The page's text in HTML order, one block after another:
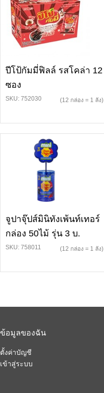
ปีโป้กัมมี่ฟิลล์ รสโคล่า 12
ซอง
SKU: 752030 (12 กล่อง = 1 ลัง)
จูปาจุ๊ปส์มินิทังเพ้นท์เทอร์
กล่อง 50ไม้ รุ่น 3 บ.
SKU: 758011 (12 กล่อง = 1 ลัง)
ข้อมูลของฉัน
ตั้งค่าบัญชี
เข้าสู่ระบบ